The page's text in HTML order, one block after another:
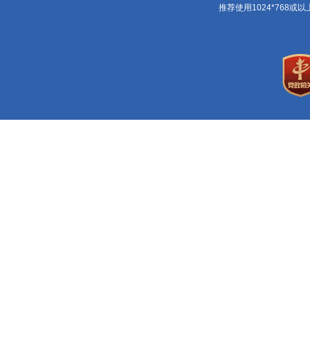
推荐使用1024*768或以